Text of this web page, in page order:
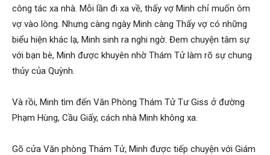
phòng,
công tác xa nhà. Mỗi lần đi xa về, thấy vợ Minh chỉ muốn ôm
vợ vào lòng. Nhưng càng ngày Minh càng Thấy vợ có những
biểu hiện khác lạ, Minh sinh ra nghi ngờ. Đem chuyện tâm sự
với bạn bè, Minh được khuyên nhờ Thám Tử làm rõ sự chung
thủy của Quỳnh.
Và rồi, Minh tìm đến Văn Phòng Thám Tử Tư Giss ở đường
Phạm Hùng, Cầu Giấy, cách nhà Minh không xa.
Gõ cửa Văn phòng Thám Tử, Minh được tiếp chuyện với Giám